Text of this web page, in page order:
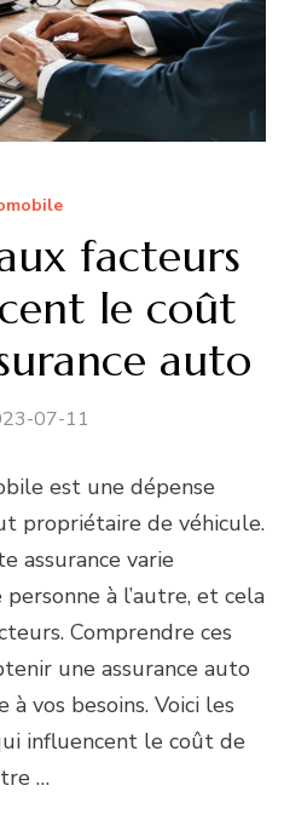
facteurs
le coût
auto
07-11
est une dépense
propriétaire de véhicule.
assurance varie
à l’autre, et cela
Comprendre ces
une assurance auto
vos besoins. Voici les
influencent le coût de
…